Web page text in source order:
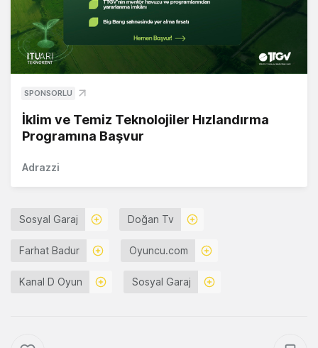
SPONSORLU
İklim ve Temiz Teknolojiler Hızlandırma
Programına Başvur
Adrazzi
Sosyal Garaj Doğan Tv
Farhat Badur Oyuncu.com
Kanal D Oyun Sosyal Garaj